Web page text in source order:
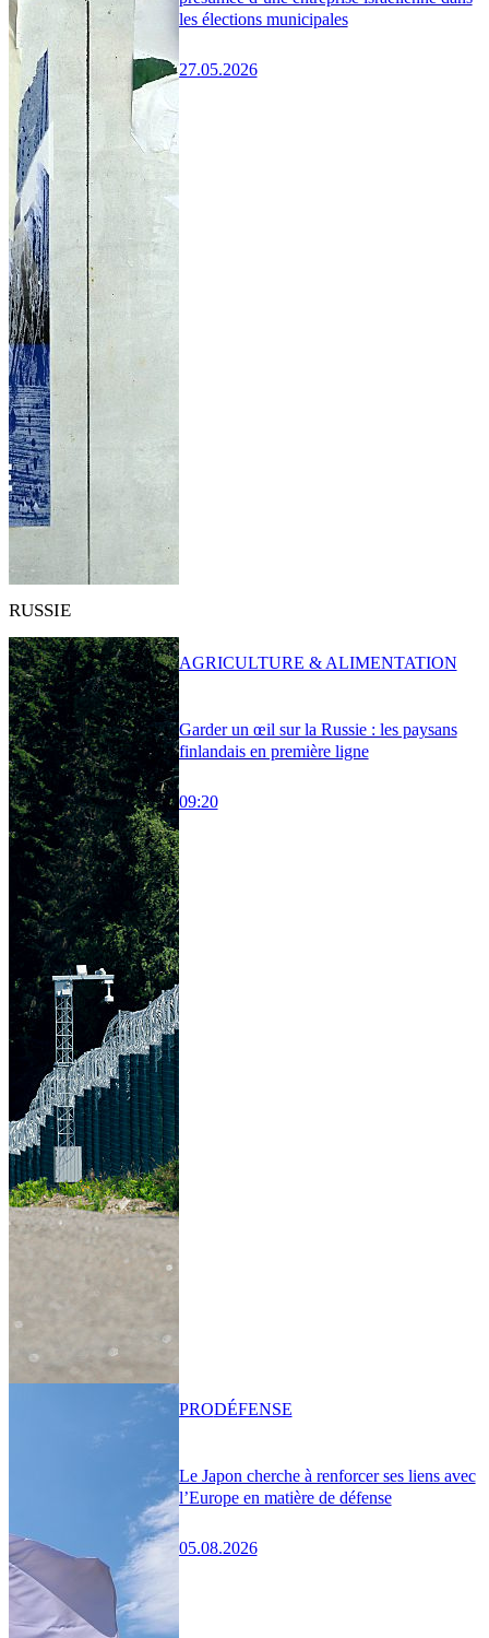
les élections municipales
27.05.2026
RUSSIE
Garder un œil sur la Russie : les paysans
finlandais en première ligne
09:20
AGRICULTURE & ALIMENTATION
Le Japon cherche à renforcer ses liens avec
l’Europe en matière de défense
05.08.2026
PRODÉFENSE